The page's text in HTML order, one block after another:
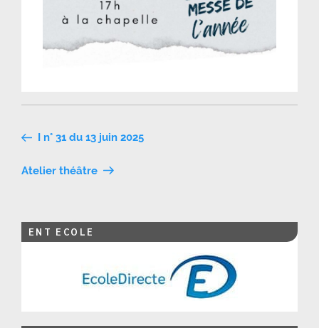
Navigation
de
I n° 31 du 13 juin 2025
Atelier théâtre
ENT ECOLE